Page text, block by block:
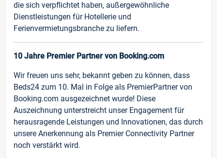
die sich verpflichtet haben, außergewöhnliche
Dienstleistungen für Hotellerie und
Ferienvermietungsbranche zu liefern.
10 Jahre Premier Partner von Booking.com
Wir freuen uns sehr, bekannt geben zu können, dass
Beds24 zum 10. Mal in Folge als PremierPartner von
Booking.com ausgezeichnet wurde! Diese
Auszeichnung unterstreicht unser Engagement für
herausragende Leistungen und Innovationen, das durch
unsere Anerkennung als Premier Connectivity Partner
noch verstärkt wird.